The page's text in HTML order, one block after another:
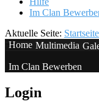
Im Clan
Aktuelle Seite: Startseite
Home Multimedia
Im Clan Bewerben
Login